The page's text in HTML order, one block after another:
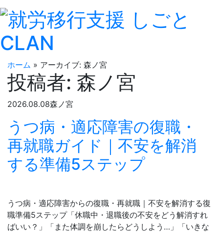
ホーム » アーカイブ: 森ノ宮
投稿者: 森ノ宮
2026.08.08森ノ宮
うつ病・適応障害の復職・
再就職ガイド｜不安を解消
する準備5ステップ
うつ病・適応障害からの復職・再就職｜不安を解消する復
職準備5ステップ「休職中・退職後の不安をどう解消すれ
ばいい？」「また体調を崩したらどうしよう…」「いきな